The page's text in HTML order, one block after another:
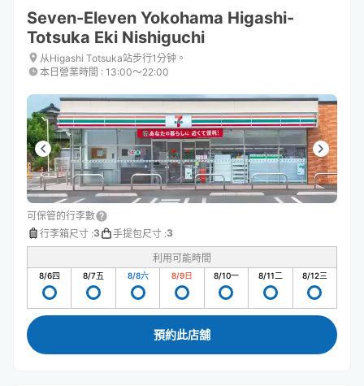
Seven-Eleven Yokohama Higashi-
Totsuka Eki Nishiguchi
从Higashi Totsuka站步行1分钟。
本日營業時間 : 13:00〜22:00
可保管的行李數
行李箱尺寸 :3 手提包尺寸 :3
利用可能時間
8/6四 8/7五 8/8六 8/9日 8/10一 8/11二 8/12三
預約此店舖